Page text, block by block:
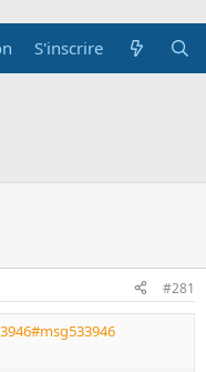
S'inscrire
#281